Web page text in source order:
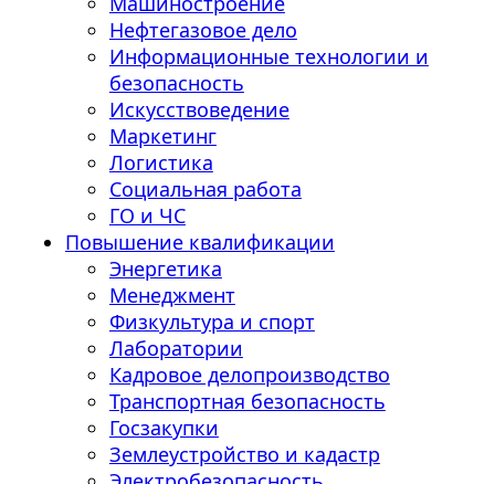
Нефтегазовое дело
Информационные технологии и
безопасность
Искусствоведение
Маркетинг
Логистика
Социальная работа
ГО и ЧС
Повышение квалификации
Энергетика
Менеджмент
Физкультура и спорт
Лаборатории
Кадровое делопроизводство
Транспортная безопасность
Госзакупки
Землеустройство и кадастр